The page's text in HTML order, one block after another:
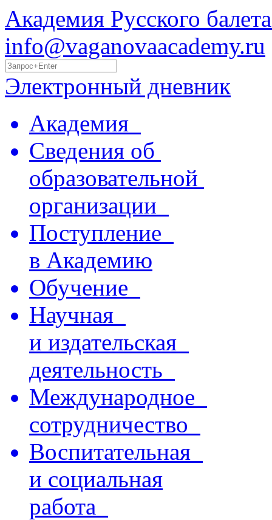
Академия Русского
info@vaganovaacademy.ru
Электронный дневник
Академия
Сведения об
образовательной
организации
Поступление
в Академию
Обучение
Научная
и издательская
деятельность
Международное
сотрудничество
Воспитательная
и социальная
работа